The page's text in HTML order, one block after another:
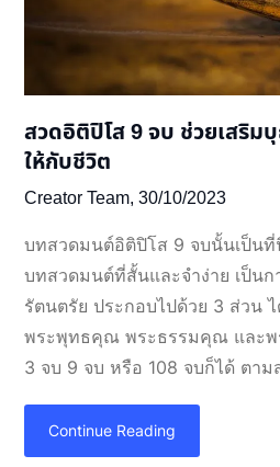
สวดอิติปิโส 9 จบ ช่วยเสริ
ให้กับชีวิต
Creator Team,30/10/2023
บทสวดมนต์อิติปิโส 9 จบนั้นเป็นที่
บทสวดมนต์ที่สั้นและจำง่าย เป็นก
รัตนตรัย ประกอบไปด้วย 3 ส่วน
พระพุทธคุณ พระธรรมคุณ และ
3 จบ 9 จบ หรือ 108 จบก็ได้ ตาม
Continue Reading